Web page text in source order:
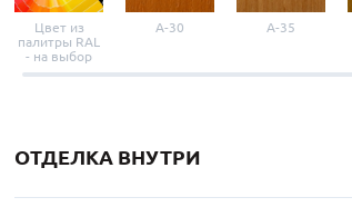
Цвет из
палитры RAL
- на выбор
A-30 A-35
ОТДЕЛКА ВНУТРИ